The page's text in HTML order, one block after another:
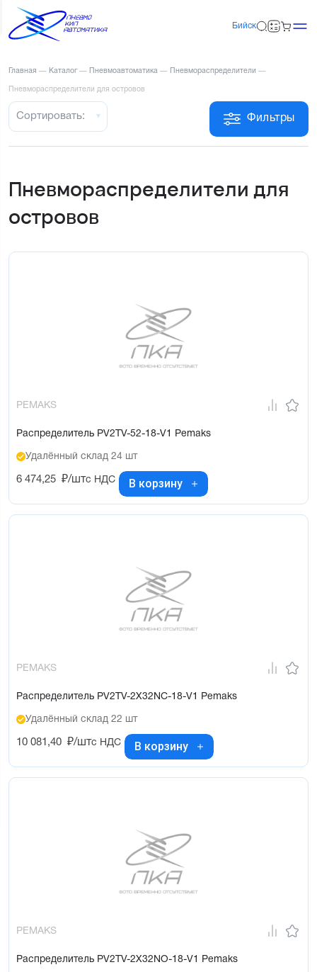
Бийск
Главная — Каталог — Пневмоавтоматика — Пневмораспределители —
Пневмораспределители для островов
Фильтры
Сортировать:
Пневмораспределители для
островов
PEMAKS
Распределитель PV2TV-52-18-V1 Pemaks
Удалённый склад 24 шт
6 474,25 ₽/штс НДС В корзину
PEMAKS
Распределитель PV2TV-2X32NC-18-V1 Pemaks
Удалённый склад 22 шт
10 081,40 ₽/штс НДС В корзину
PEMAKS
Распределитель PV2TV-2X32NO-18-V1 Pemaks